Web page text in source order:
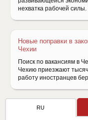
нехватка рабочей
Новые поправки в
Чехии
Поиск по вакансиям в
Чехию приезжают
работу иностранцев
RU